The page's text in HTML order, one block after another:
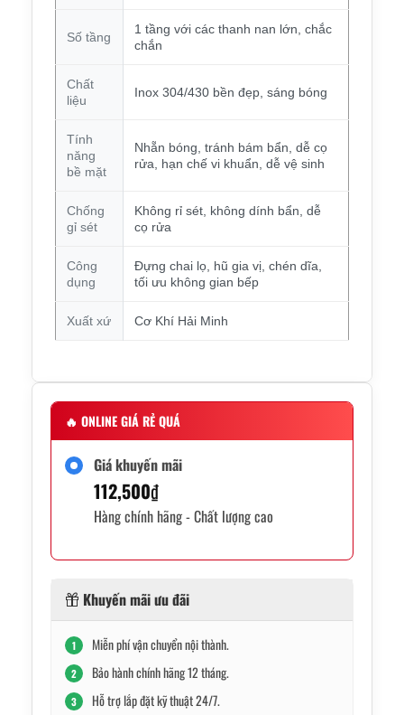
Số tầng
1 tầng với các thanh nan lớn, chắc
chắn
Chất
liệu
Inox 304/430 bền đẹp, sáng bóng
Tính
năng
bề mặt
Nhẵn bóng, tránh bám bẩn, dễ cọ
rửa, hạn chế vi khuẩn, dễ vệ sinh
Chống
gỉ sét
Không rỉ sét, không dính bẩn, dễ
cọ rửa
Công
dụng
Đựng chai lọ, hũ gia vị, chén dĩa,
tối ưu không gian bếp
Xuất xứ Cơ Khí Hải Minh
🔥 ONLINE GIÁ RẺ QUÁ
Giá khuyến mãi
112,500₫
Hàng chính hãng - Chất lượng cao
Khuyến mãi ưu đãi
1 Miễn phí vận chuyển nội thành.
2 Bảo hành chính hãng 12 tháng.
3 Hỗ trợ lắp đặt kỹ thuật 24/7.